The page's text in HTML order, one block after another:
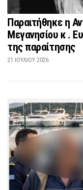
Παραιτήθηκε η
Μεγανησίου κ .
της παραίτησης
21 ΙΟΥΛΊΟΥ 2026